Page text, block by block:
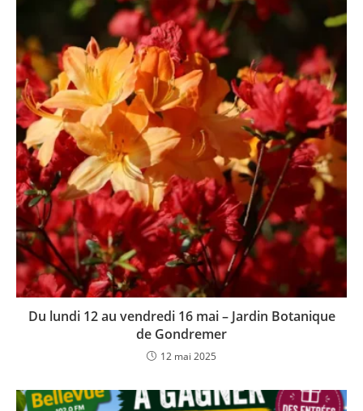
Du lundi 12 au vendredi 16 mai – Jardin Botanique
de Gondremer
12 mai 2025